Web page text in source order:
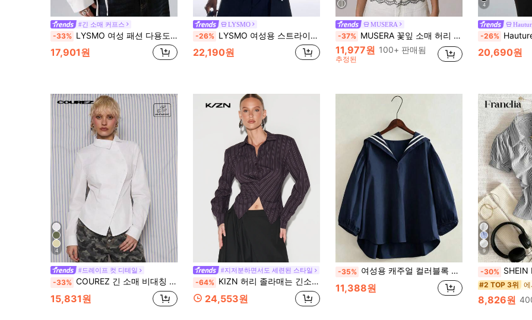
#긴 소매 커프스
-33% LYSMO 여성 패션 다용도 통근 솔리드 컬러 크리스크로스 레이스업 허리 조임 셔츠
17,901원
LYSMO
-26% LYSMO 여성용 스트라이프 비대칭 밑단 캐주얼 우아한 통근 셔츠 스승의 날 비즈니스 오피스 블루 앤 화이트 스트라이프 여름
22,190원
MUSERA
-37% MUSERA 꽃잎 소매 허리 스트라이프 셔츠 탑 봄 여름 귀여운 아늑한 코티지 코어 봄 이슬 휴일 캐주얼 오피스 근무 어머니의 날
11,977원 100+ 판매됨
추정된
4
-26% Hauture 여성용 긴팔 스트
20,690원
4
#드레이프 컷 디테일
-33% COUREZ 긴 소매 비대칭 슬림 셔츠 /Y2K 외출 의상 봄 여름 여성 의류 여성 클럽 의상 여성 섹시 외출 상의 캐주얼 페스티벌 상의 여성 캐주얼 현대 여성 여름 셔츠
15,831원
#지저분하면서도 세련된 스타일
-64% KIZN 허리 졸라매는 긴소매 스트라이프 버튼업 셔츠, 칼라 및 트위스트 앞면 디테일
24,553원
-35% 여성용 캐주얼 컬러블록 스트라이프 세일러 칼라 셔츠
11,388원
9
-30% SHEIN Franclia 버튼 다운 플리츠 스트라이
#2 TOP 3위
8,826원